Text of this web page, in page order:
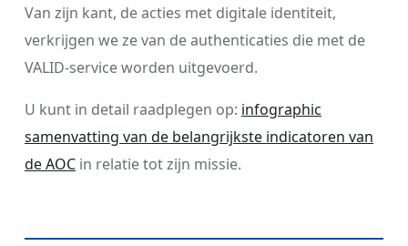
Van zijn kant, de acties met digitale identiteit,
verkrijgen we ze van de authenticaties die met de
VALID-service worden uitgevoerd.
U kunt in detail raadplegen op: infographic
samenvatting van de belangrijkste indicatoren van
de AOC in relatie tot zijn missie.